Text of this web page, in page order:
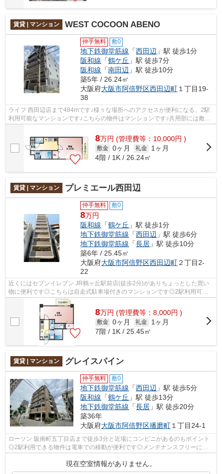
賃貸 | マンション WEST COCOON ABENO
仲手無料 敷0
地下鉄御堂筋線 「西田辺 」駅 徒歩1分
阪和線 「鶴ケ丘 」駅 徒歩7分
阪和線 「南田辺 」駅 徒歩10分
築5年 / 26.24㎡
大阪府大阪市阿倍野区西田辺町 １丁目19-
38
ライフ 西田辺店まで484mです♪様々な場所へのアクセスが便利になる、2駅
利用可能なマンションです♪こちらの物件はマンションです♪共用部には敷地
内ごみ置き場・エレベータなど様々な設...
8万円 (管理費等：10,000円 )
敷金 0ヶ月 礼金
1ヶ月
4階 / 1K / 26.24㎡
賃貸 | マンション プレミエール西田辺
仲手無料 敷0
8万円
阪和線 「鶴ケ丘 」駅 徒歩1分
地下鉄御堂筋線 「西田辺 」駅 徒歩6分
地下鉄御堂筋線 「長居 」駅 徒歩10分
築6年 / 25.45㎡
大阪府大阪市阿倍野区西田辺町２丁目2-
22
近くにはセブンイレブン JR鶴ヶ丘駅前店(徒歩2分)がありちょっとした買い
物に便利です◎こちらは自走式駐車場付きのマンションです◎2駅利用可能
なアクセスの良いマンションです◎共用部...
8万円 (管理費等：8,000円 )
敷金 0ヶ月 礼金
1ヶ月
7階 / 1K / 25.45㎡
賃貸 | マンション グレイスパイン
仲手無料 敷0
地下鉄御堂筋線 「西田辺 」駅 徒歩5分
阪和線 「鶴ケ丘 」駅 徒歩13分
地下鉄御堂筋線 「長居 」駅 徒歩20分
築36年
大阪府大阪市阿倍野区播磨町１丁目24-1
ローソン 阪南町五丁目店まで徒歩3分と近場にコンビニがあるのもポイント
◎2駅利用できる物件は電車での移動が便利です◎メンテナンスフリーにな
現在空室情報がありません。